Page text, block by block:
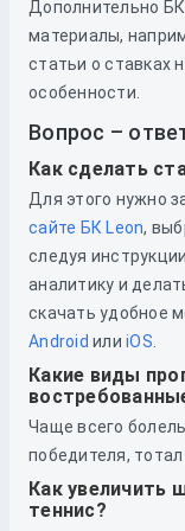
Дополнительно
материалы,
статьи о ставках
особенности.
Вопрос –
Как сделать
Для этого нужно
сайте БК Leon,
следуя инструкции
аналитику и
скачать удобное
Android или iOS
Какие виды
Чаще всего
победителя, тотал
Как увеличить
теннис?